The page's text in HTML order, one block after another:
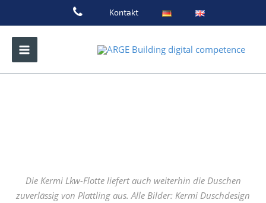
springen
Kontakt
Die Kermi Lkw-Flotte liefert auch weiterhin die Duschen
zuverlässig von Plattling aus. Alle Bilder: Kermi Duschdesign